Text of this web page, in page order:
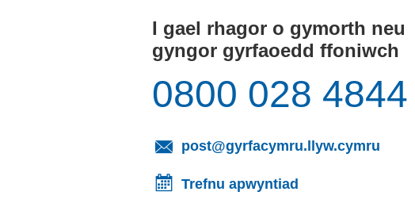
I gael rhagor o gymorth neu
gyngor gyrfaoedd ffoniwch
0800 028 4844
post@gyrfacymru.llyw.cymru
Trefnu apwyntiad